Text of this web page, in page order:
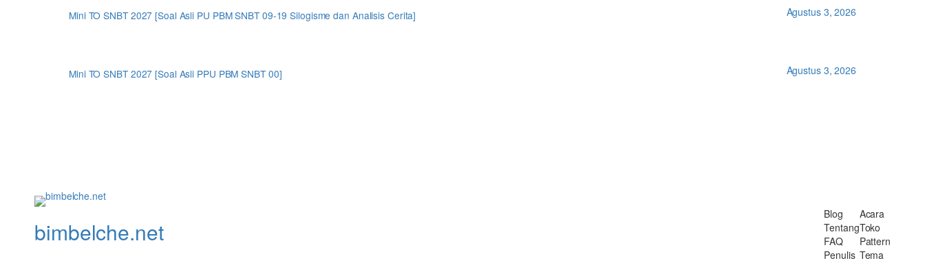
Mini TO SNBT 2027 [Soal Asli PU PBM SNBT 09-19 Silogisme dan Analisis Cerita] Agustus 3, 2026
Mini TO SNBT 2027 [Soal Asli PPU PBM SNBT 00] Agustus 3, 2026
bimbelche.net
Blog
Tentang
FAQ
Penulis
Acara
Toko
Pattern
Tema